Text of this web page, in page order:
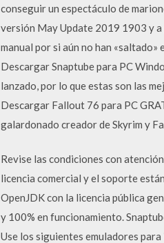
conseguir un espectáculo de
versión May Update 2019 1903 y a
manual por si aún no han
Descargar Snaptube para PC
lanzado, por lo que estas son las
Descargar Fallout 76 para PC
galardonado creador de Skyrim y
Revise las condiciones con
licencia comercial y el soporte
OpenJDK con la licencia pública
y 100% en funcionamiento.
Use los siguientes emuladores